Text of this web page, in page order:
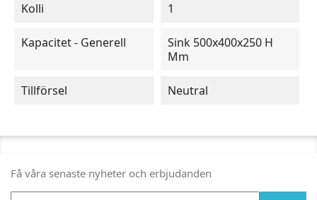
Kolli 1
Kapacitet - Generell
Sink 500x400x250 H
Mm
Tillförsel Neutral
Få våra senaste nyheter och erbjudanden